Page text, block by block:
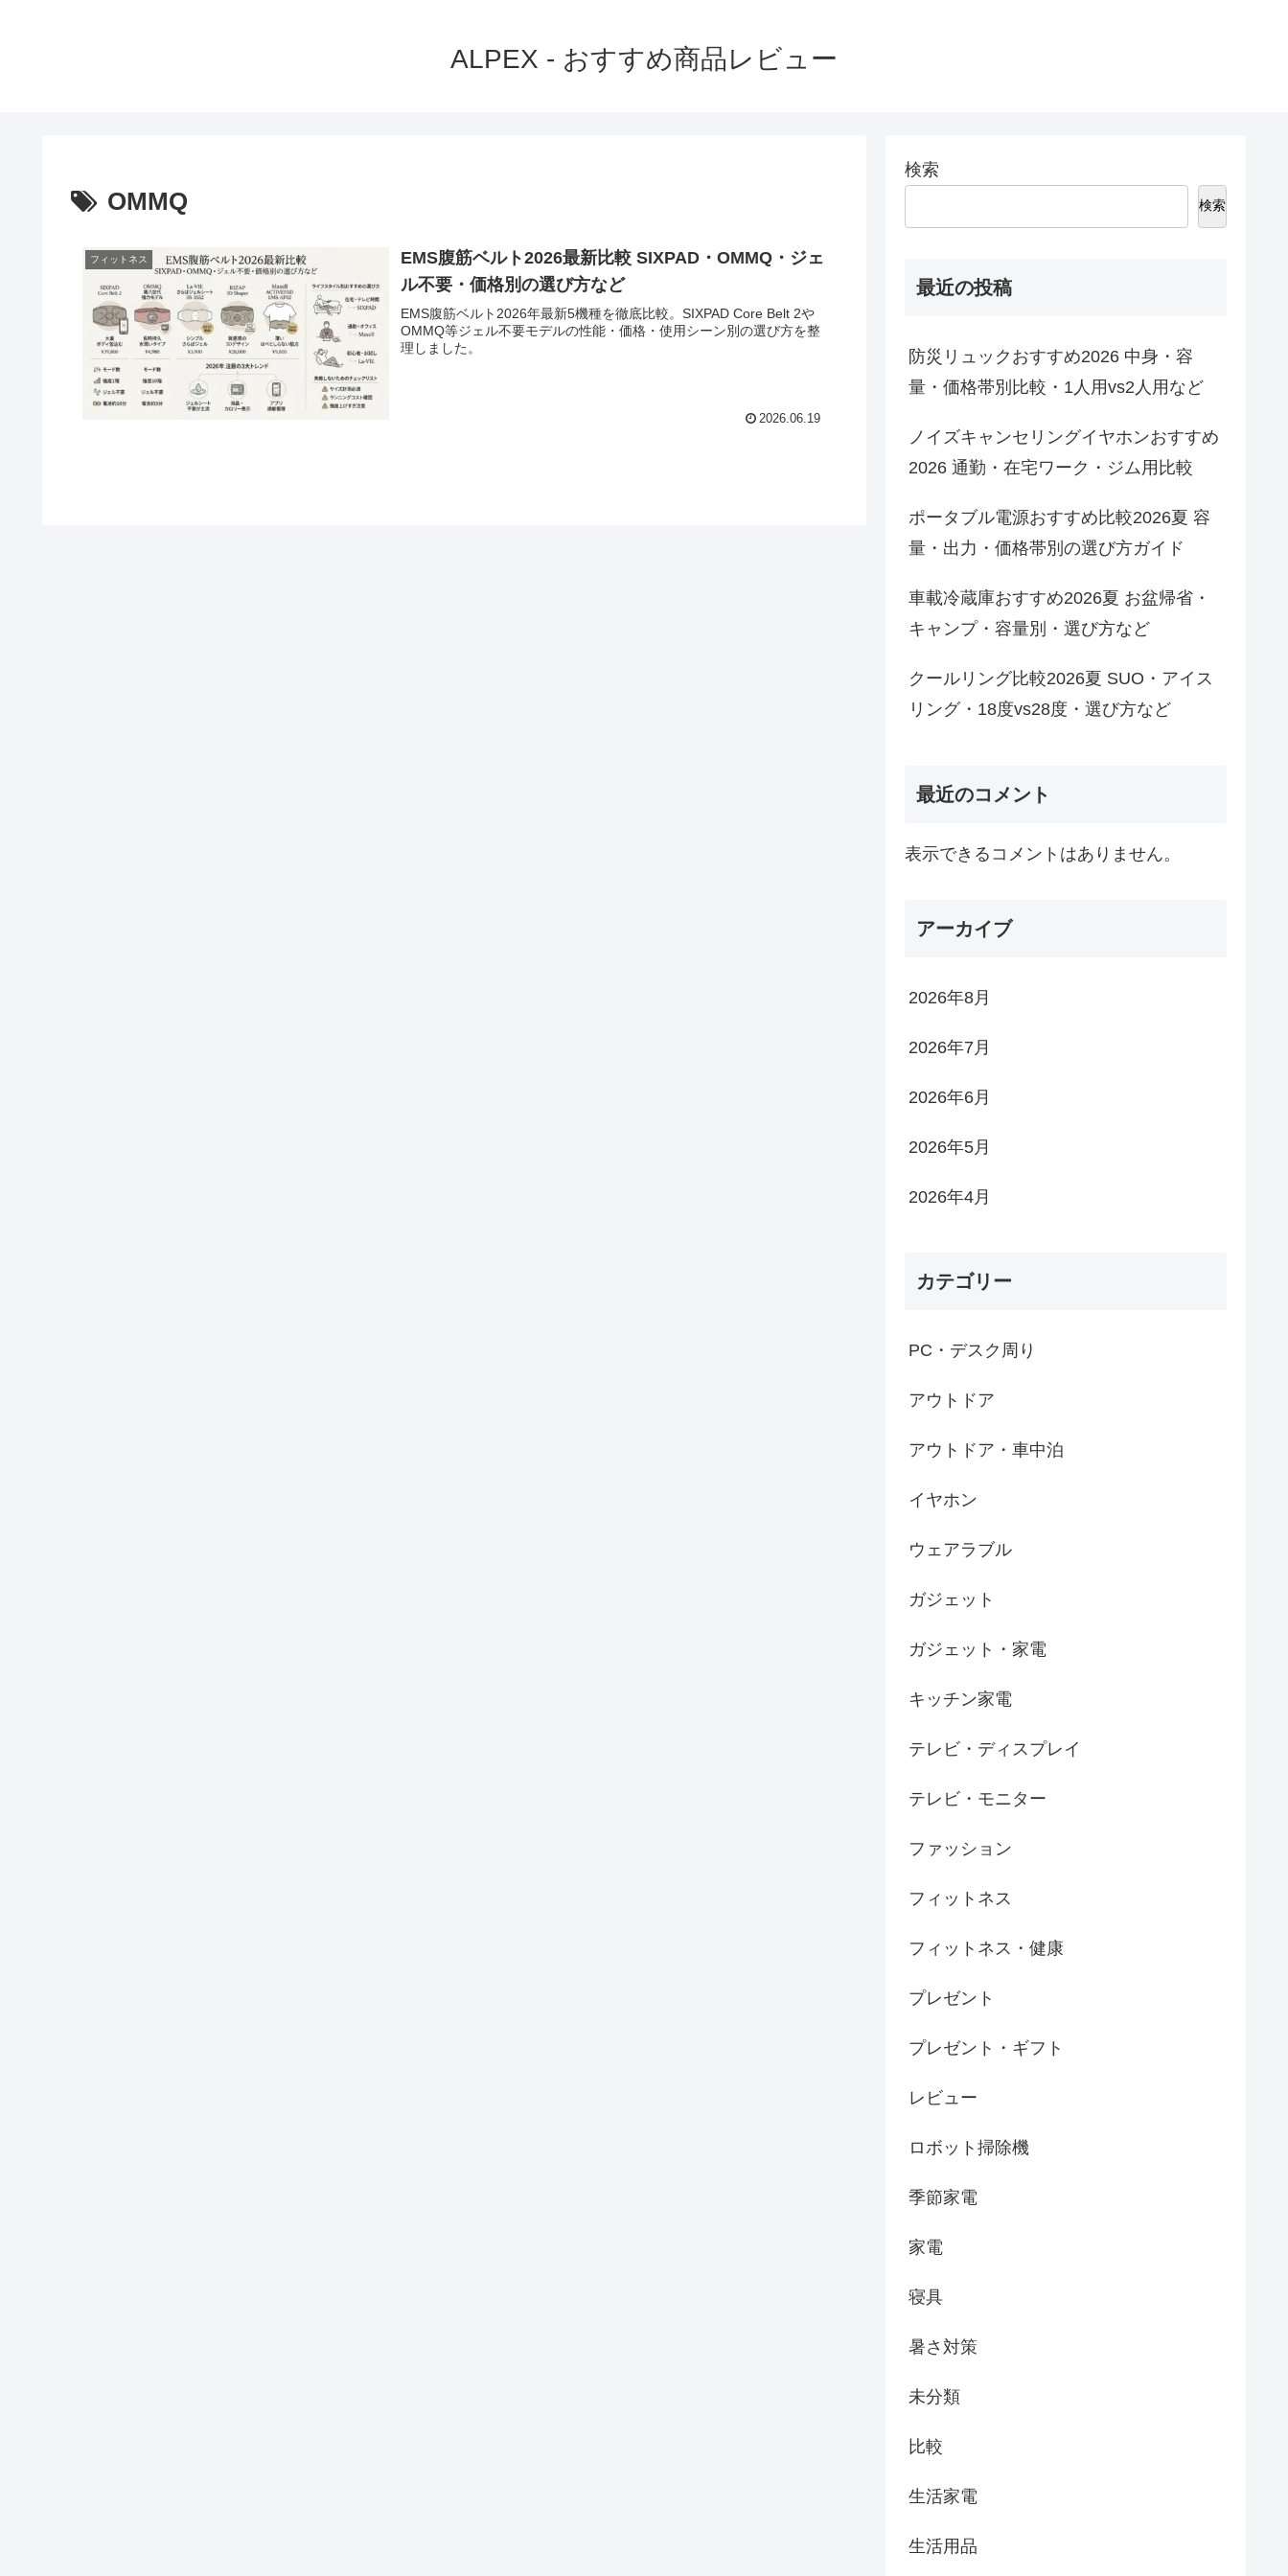
ALPEX - おすすめ商品レビュー
OMMQ
フィットネス
EMS腹筋ベルト2026最新比較 SIXPAD・OMMQ・ジェ
ル不要・価格別の選び方など
EMS腹筋ベルト2026年最新5機種を徹底比較。SIXPAD Core Belt 2や
OMMQ等ジェル不要モデルの性能・価格・使用シーン別の選び方を整
理しました。
2026.06.19
検索
検索
最近の投稿
防災リュックおすすめ2026 中身・容
量・価格帯別比較・1人用vs2人用など
ノイズキャンセリングイヤホンおすすめ
2026 通勤・在宅ワーク・ジム用比較
ポータブル電源おすすめ比較2026夏 容
量・出力・価格帯別の選び方ガイド
車載冷蔵庫おすすめ2026夏 お盆帰省・
キャンプ・容量別・選び方など
クールリング比較2026夏 SUO・アイス
リング・18度vs28度・選び方など
最近のコメント
表示できるコメントはありません。
アーカイブ
2026年8月
2026年7月
2026年6月
2026年5月
2026年4月
カテゴリー
PC・デスク周り
アウトドア
アウトドア・車中泊
イヤホン
ウェアラブル
ガジェット
ガジェット・家電
キッチン家電
テレビ・ディスプレイ
テレビ・モニター
ファッション
フィットネス
フィットネス・健康
プレゼント
プレゼント・ギフト
レビュー
ロボット掃除機
季節家電
家電
寝具
暑さ対策
未分類
比較
生活家電
生活用品